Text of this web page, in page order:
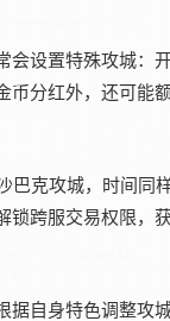
设置特殊攻城：
币分红外，还可能
巴克攻城，时间
锁跨服交易权限，
据自身特色调整攻